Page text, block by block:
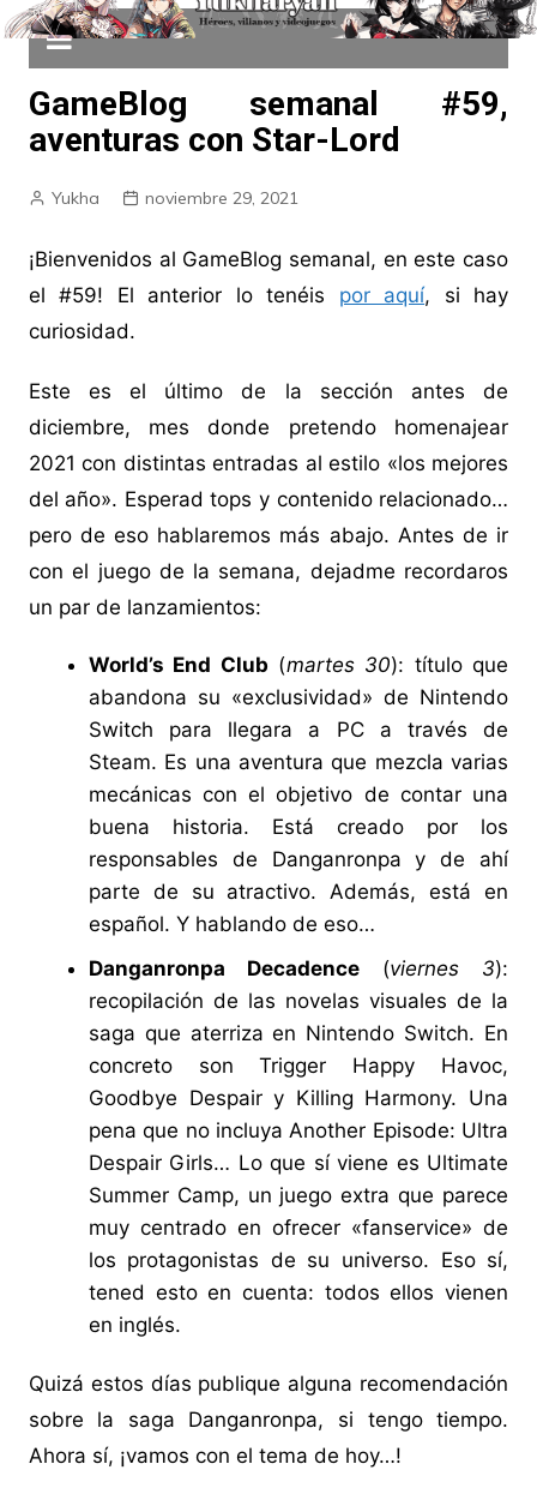
GameBlog semanal #59,
aventuras con Star-Lord
Yukha noviembre 29, 2021
¡Bienvenidos al GameBlog semanal, en este caso
el #59! El anterior lo tenéis por aquí, si hay
curiosidad.
Este es el último de la sección antes de
diciembre, mes donde pretendo homenajear
2021 con distintas entradas al estilo «los mejores
del año». Esperad tops y contenido relacionado…
pero de eso hablaremos más abajo. Antes de ir
con el juego de la semana, dejadme recordaros
un par de lanzamientos:
World’s End Club (martes 30): título que
abandona su «exclusividad» de Nintendo
Switch para llegara a PC a través de
Steam. Es una aventura que mezcla varias
mecánicas con el objetivo de contar una
buena historia. Está creado por los
responsables de Danganronpa y de ahí
parte de su atractivo. Además, está en
español. Y hablando de eso…
Danganronpa Decadence(viernes 3):
recopilación de las novelas visuales de la
saga que aterriza en Nintendo Switch. En
concreto son Trigger Happy Havoc,
Goodbye Despair y Killing Harmony. Una
pena que no incluya Another Episode: Ultra
Despair Girls… Lo que sí viene es Ultimate
Summer Camp, un juego extra que parece
muy centrado en ofrecer «fanservice» de
los protagonistas de su universo. Eso sí,
tened esto en cuenta: todos ellos vienen
en inglés.
Quizá estos días publique alguna recomendación
sobre la saga Danganronpa, si tengo tiempo.
Ahora sí, ¡vamos con el tema de hoy…!